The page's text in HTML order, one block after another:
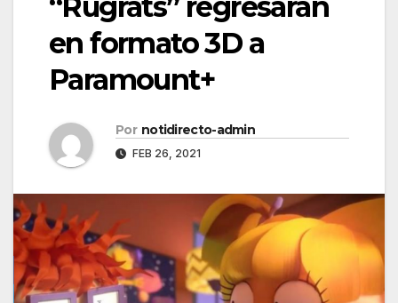
en formato 3D a
Paramount+
Por notidirecto-admin
FEB 26, 2021